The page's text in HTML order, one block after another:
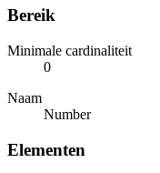
Bereik
Minimale cardinaliteit
0
Naam
Number
Elementen